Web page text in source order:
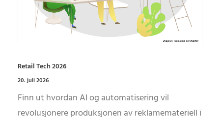
Retail Tech 2026
20. juli 2026
Finn ut hvordan AI og automatisering vil
revolusjonere produksjonen av reklamemateriell i